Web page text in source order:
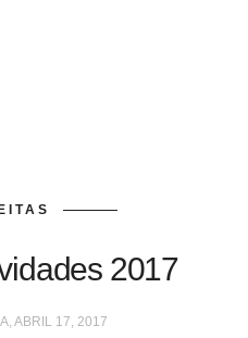
2017
ABRIL 17, 2017